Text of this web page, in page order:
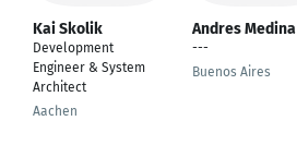
Kai Skolik
Development
Engineer & System
Architect
Aachen
Andres Medina
---
Buenos Aires